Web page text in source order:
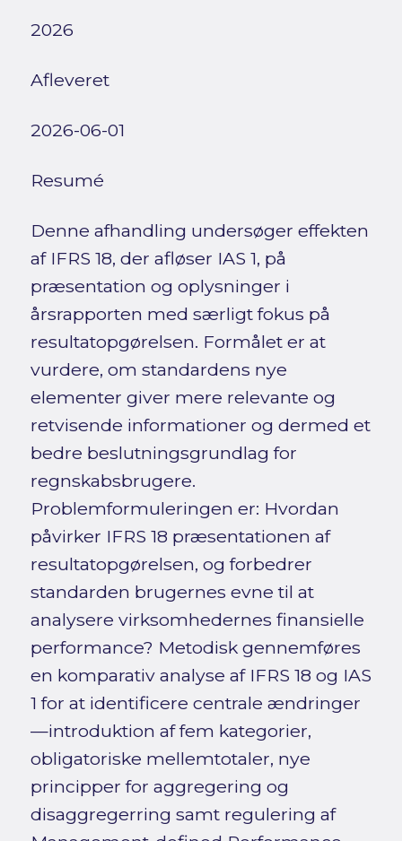
2026
Afleveret
2026-06-01
Resumé
Denne afhandling undersøger effekten
af IFRS 18, der afløser IAS 1, på
præsentation og oplysninger i
årsrapporten med særligt fokus på
resultatopgørelsen. Formålet er at
vurdere, om standardens nye
elementer giver mere relevante og
retvisende informationer og dermed et
bedre beslutningsgrundlag for
regnskabsbrugere.
Problemformuleringen er: Hvordan
påvirker IFRS 18 præsentationen af
resultatopgørelsen, og forbedrer
standarden brugernes evne til at
analysere virksomhedernes finansielle
performance? Metodisk gennemføres
en komparativ analyse af IFRS 18 og IAS
1 for at identificere centrale ændringer
—introduktion af fem kategorier,
obligatoriske mellemtotaler, nye
principper for aggregering og
disaggregerring samt regulering af